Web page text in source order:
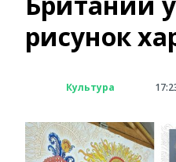
рисунок
Культура